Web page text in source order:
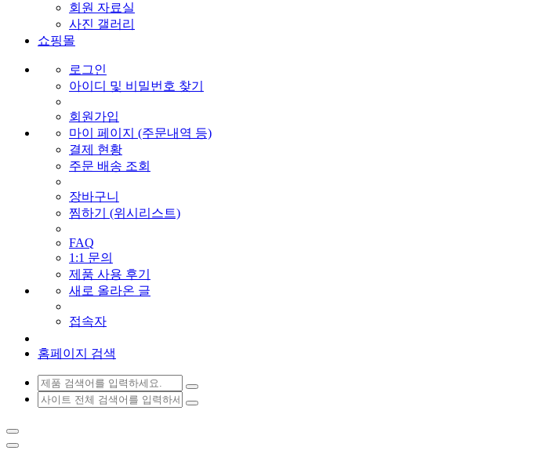
회원 자료실
사진 갤러리
쇼핑몰
로그인
아이디 및 비밀번호 찾기
회원가입
마이 페이지 (주문내역 등)
결제 현황
주문 배송 조회
장바구니
찜하기 (위시리스트)
FAQ
1:1 문의
제품 사용 후기
새로 올라온 글
접속자
홈페이지 검색